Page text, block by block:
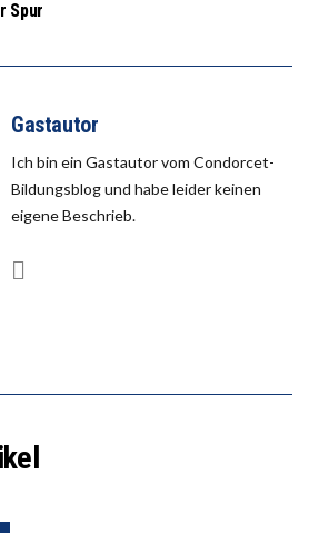
Spur
Gastautor
Ich bin ein Gastautor vom Condorcet-
Bildungsblog und habe leider keinen
eigene Beschrieb.